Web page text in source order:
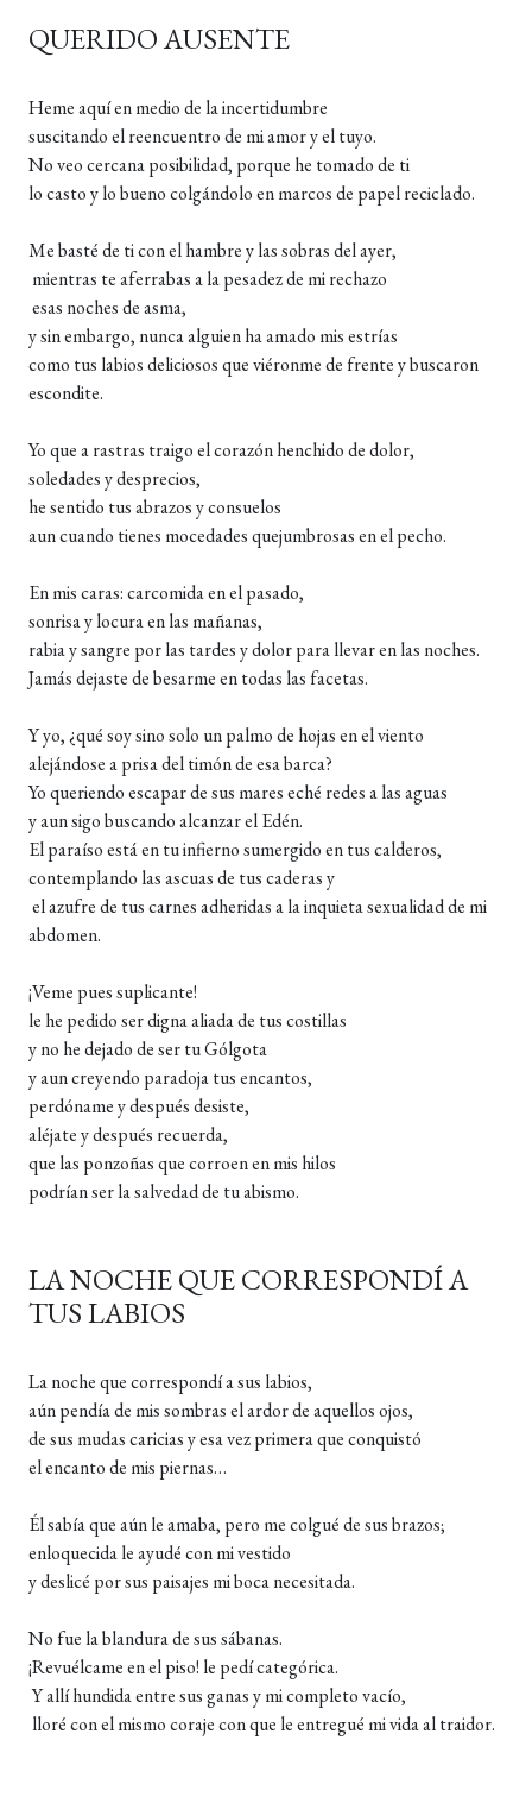
QUERIDO AUSENTE
Heme aquí en medio de la incertidumbre
suscitando el reencuentro de mi amor y el tuyo.
No veo cercana posibilidad, porque he tomado de ti
lo casto y lo bueno colgándolo en marcos de papel reciclado.
Me basté de ti con el hambre y las sobras del ayer,
mientras te aferrabas a la pesadez de mi rechazo
esas noches de asma,
y sin embargo, nunca alguien ha amado mis estrías
como tus labios deliciosos que viéronme de frente y buscaron
escondite.
Yo que a rastras traigo el corazón henchido de dolor,
soledades y desprecios,
he sentido tus abrazos y consuelos
aun cuando tienes mocedades quejumbrosas en el pecho.
En mis caras: carcomida en el pasado,
sonrisa y locura en las mañanas,
rabia y sangre por las tardes y dolor para llevar en las noches.
Jamás dejaste de besarme en todas las facetas.
Y yo, ¿qué soy sino solo un palmo de hojas en el viento
alejándose a prisa del timón de esa barca?
Yo queriendo escapar de sus mares eché redes a las aguas
y aun sigo buscando alcanzar el Edén.
El paraíso está en tu infierno sumergido en tus calderos,
contemplando las ascuas de tus caderas y
el azufre de tus carnes adheridas a la inquieta sexualidad de mi
abdomen.
¡Veme pues suplicante!
le he pedido ser digna aliada de tus costillas
y no he dejado de ser tu Gólgota
y aun creyendo paradoja tus encantos,
perdóname y después desiste,
aléjate y después recuerda,
que las ponzoñas que corroen en mis hilos
podrían ser la salvedad de tu abismo.
LA NOCHE QUE CORRESPONDÍ A
TUS LABIOS
La noche que correspondí a sus labios,
aún pendía de mis sombras el ardor de aquellos ojos,
de sus mudas caricias y esa vez primera que conquistó
el encanto de mis piernas…
Él sabía que aún le amaba, pero me colgué de sus brazos;
enloquecida le ayudé con mi vestido
y deslicé por sus paisajes mi boca necesitada.
No fue la blandura de sus sábanas.
¡Revuélcame en el piso! le pedí categórica.
Y allí hundida entre sus ganas y mi completo vacío,
lloré con el mismo coraje con que le entregué mi vida al traidor.